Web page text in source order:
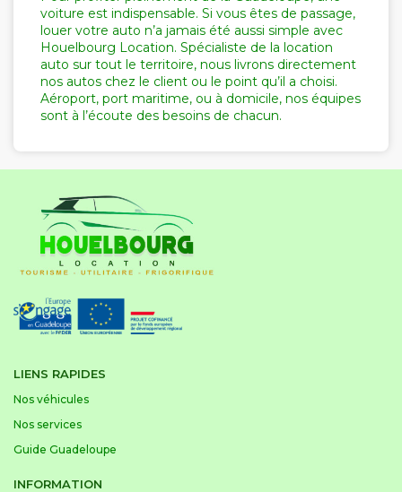
voiture est indispensable. Si vous êtes de passage,
louer votre auto n’a jamais été aussi simple avec
Houelbourg Location. Spécialiste de la location
auto sur tout le territoire, nous livrons directement
nos autos chez le client ou le point qu’il a choisi.
Aéroport, port maritime, ou à domicile, nos équipes
sont à l’écoute des besoins de chacun.
LIENS RAPIDES
Nos véhicules
Nos services
Guide Guadeloupe
INFORMATION